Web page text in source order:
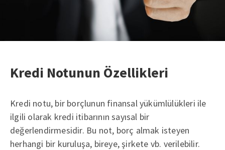
Kredi Notunun Özellikleri
Kredi notu, bir borçlunun finansal yükümlülükleri ile
ilgili olarak kredi itibarının sayısal bir
değerlendirmesidir. Bu not, borç almak isteyen
herhangi bir kuruluşa, bireye, şirkete vb. verilebilir.